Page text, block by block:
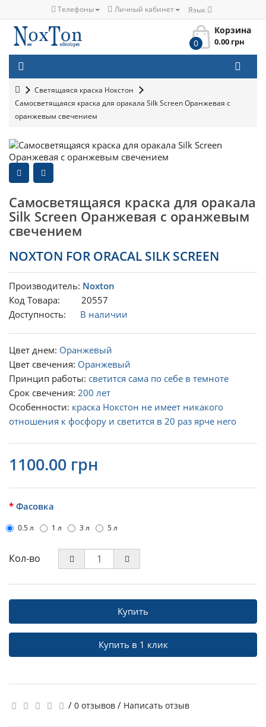
Телефоны Личный кабинет Язык
Корзина
0
0.00 грн
Светящаяся краска Нокстон
Самосветящаяся краска для оракала Silk Screen Оранжевая с
оранжевым свечением
Самосветящаяся краска для оракала
Silk Screen Оранжевая с оранжевым
свечением
NOXTON FOR ORACAL SILK SCREEN
Производитель: Noxton
Код Товара: 20557
Доступность: В наличии
Цвет днем: Оранжевый
Цвет свечения: Оранжевый
Принцип работы: светится сама по себе в темноте
Срок свечения: 200 лет
Особенности: краска Нокстон не имеет никакого
отношения к фосфору и светится в 20 раз ярче него
1100.00 грн
Фасовка
0.5 л 1 л 3 л 5 л
Кол-во
Купить
Купить в 1 клик
/ 0 отзывов / Написать отзыв